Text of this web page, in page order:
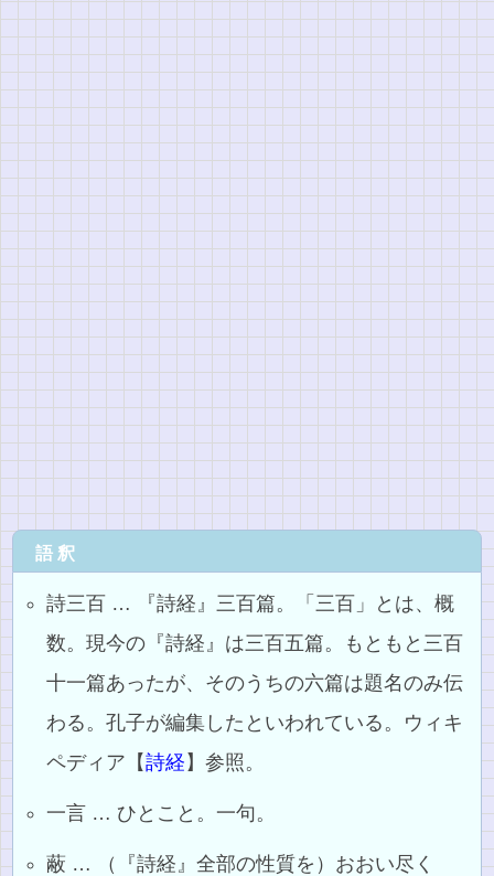
語釈
詩三百 … 『詩経』三百篇。「三百」とは、概
数。現今の『詩経』は三百五篇。もともと三百
十一篇あったが、そのうちの六篇は題名のみ伝
わる。孔子が編集したといわれている。ウィキ
ペディア【詩経 】参照。
一言 … ひとこと。一句。
蔽 … （『詩経』全部の性質を）おおい尽く